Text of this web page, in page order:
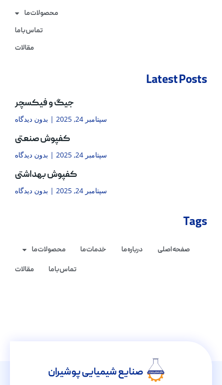
محصولات ما
تماس با ما
مقالات
Latest Posts
جیگ و فیکسچر
سپتامبر 24, 2025 بدون دیدگاه
کفپوش صنعتی
سپتامبر 24, 2025 بدون دیدگاه
کفپوش بهداشتی
سپتامبر 24, 2025 بدون دیدگاه
Tags
صفحه اصلی درباره ما خدمات ما
محصولات ما
تماس با ما
مقالات
صنایع شیمیایی پوشیران